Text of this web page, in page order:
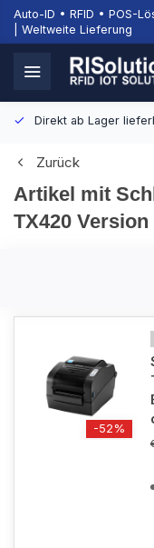
Auto-ID • RFID • POS-
| Weltweite Lieferung
Direkt ab Lager
Zurück
Artikel mit
TX420 Version
-52%